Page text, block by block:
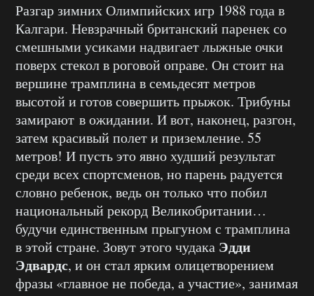
Разгар зимних Олимпийских игр 1988 года в
Калгари. Невзрачный британский паренек со
смешными усиками надвигает лыжные очки
поверх стекол в роговой оправе. Он стоит на
вершине трамплина в семьдесят метров
высотой и готов совершить прыжок. Трибуны
замирают в ожидании. И вот, наконец, разгон,
затем красивый полет и приземление. 55
метров! И пусть это явно худший результат
среди всех спортсменов, но парень радуется
словно ребенок, ведь он только что побил
национальный рекорд Великобритании…
будучи единственным прыгуном с трамплина
в этой стране. Зовут этого чудака Эдди
Эдвардс, и он стал ярким олицетворением
фразы «главное не победа, а участие», занимая